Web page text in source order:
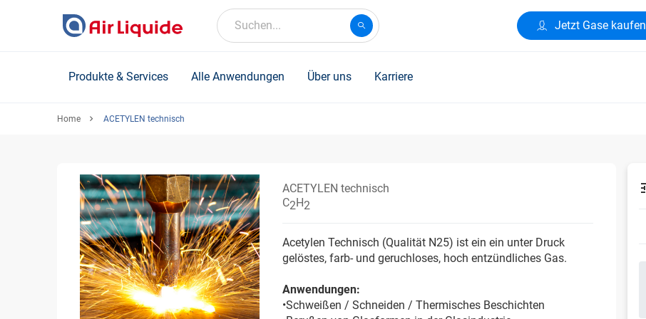
Suchen... Jetzt Gase kaufen
Produkte & Services Alle Anwendungen Über uns Karriere
Home ACETYLEN technisch
ACETYLEN technisch
C2H2
Acetylen Technisch (Qualität N25) ist ein ein unter Druck
gelöstes, farb- und geruchloses, hoch entzündliches Gas.
Anwendungen:
•Schweißen / Schneiden / Thermisches Beschichten